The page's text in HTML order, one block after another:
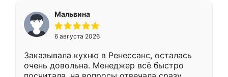
Мальвина
6 августа 2026
Заказывала кухню в Ренессанс, осталась
очень довольна. Менеджер всё быстро